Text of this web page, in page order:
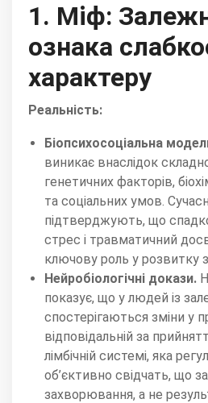
1. Міф:
ознака
характеру
Реальність:
Біопсихосоціальна
виникає внаслідок
генетичних факторів,
та соціальних умов.
підтверджують, що
стрес і травматичний
ключову роль у розвитку
Нейробіологічні докази.
показує, що у людей із
спостерігаються зміни у
відповідальній за
лімбічній системі, яка
об’єктивно свідчать, що
захворювання, а не